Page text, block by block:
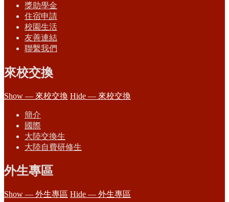
獎助學金
住宿申請
校園生活
友善連結
聯繫我們
來校交換
Show — 來校交換 Hide — 來校交換
簡介
國際
大陸交換生
大陸自費研修生
外生專區
Show — 外生專區 Hide — 外生專區